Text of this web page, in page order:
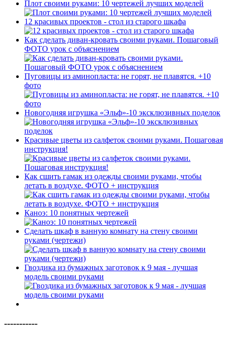
Плот своими руками: 10 чертежей лучших моделей
12 красивых проектов - стол из старого шкафа
Как сделать диван-кровать своими руками. Пошаговый
ФОТО урок с объяснением
Пуговицы из аминопласта: не горят, не плавятся. +10
фото
Новогодняя игрушка «Эльф»-10 эксклюзивных поделок
Красивые цветы из салфеток своими руками. Пошаговая
инструкция!
Как сшить гамак из одежды своими руками, чтобы
летать в воздухе. ФОТО + инструкция
Каноэ: 10 понятных чертежей
Сделать шкаф в ванную комнату на стену своими
руками (чертежи)
Гвоздика из бумажных заготовок к 9 мая - лучшая
модель своими руками
-----------